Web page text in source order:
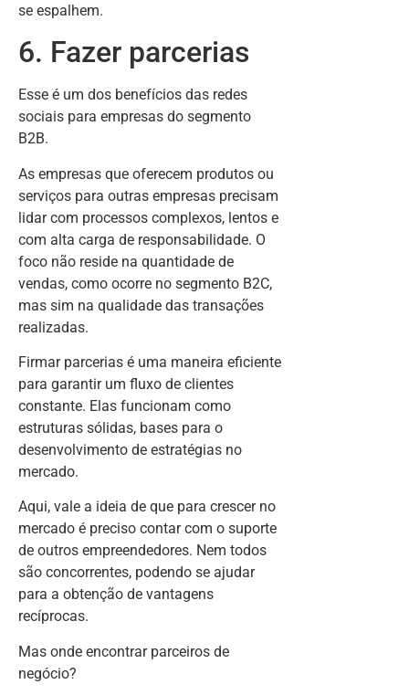
se espalhem.
6. Fazer parcerias
Esse é um dos benefícios das redes
sociais para empresas do segmento
B2B.
As empresas que oferecem produtos ou
serviços para outras empresas precisam
lidar com processos complexos, lentos e
com alta carga de responsabilidade. O
foco não reside na quantidade de
vendas, como ocorre no segmento B2C,
mas sim na qualidade das transações
realizadas.
Firmar parcerias é uma maneira eficiente
para garantir um fluxo de clientes
constante. Elas funcionam como
estruturas sólidas, bases para o
desenvolvimento de estratégias no
mercado.
Aqui, vale a ideia de que para crescer no
mercado é preciso contar com o suporte
de outros empreendedores. Nem todos
são concorrentes, podendo se ajudar
para a obtenção de vantagens
recíprocas.
Mas onde encontrar parceiros de
negócio?